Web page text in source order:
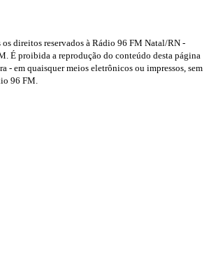
direitos reservados à Rádio 96 FM Natal/RN -
É proibida a reprodução do conteúdo desta página
- em quaisquer meios eletrônicos ou impressos, sem
96 FM.